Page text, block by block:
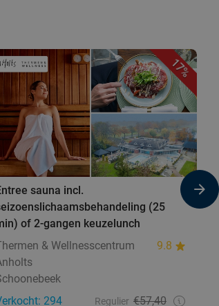
17%
sauna incl.
(25
of 2-gangen keuzelunch
& Wellnesscentrum
9.8
294
Regulier €57,40